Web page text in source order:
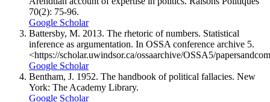
70(2): 75-96.
Google Scholar
Battersby, M. 2013. The rhetoric of numbers. Statistical
inference as argumentation. In OSSA conference archive 5.
<https://scholar.uwindsor.ca/ossaarchive/OSSA5/
Google Scholar
Bentham, J. 1952. The handbook of political fallacies. New
York: The Academy Library.
Google Scholar